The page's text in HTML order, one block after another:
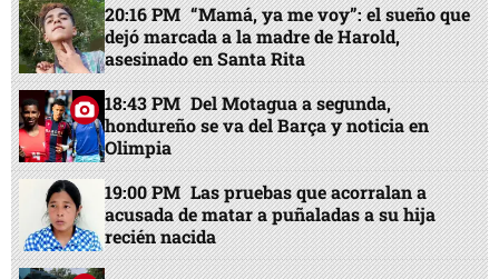
20:16 PM “Mamá, ya me voy”: el sueño que
dejó marcada a la madre de Harold,
asesinado en Santa Rita
18:43 PM Del Motagua a segunda,
hondureño se va del Barça y noticia en
Olimpia
19:00 PM Las pruebas que acorralan a
acusada de matar a puñaladas a su hija
recién nacida